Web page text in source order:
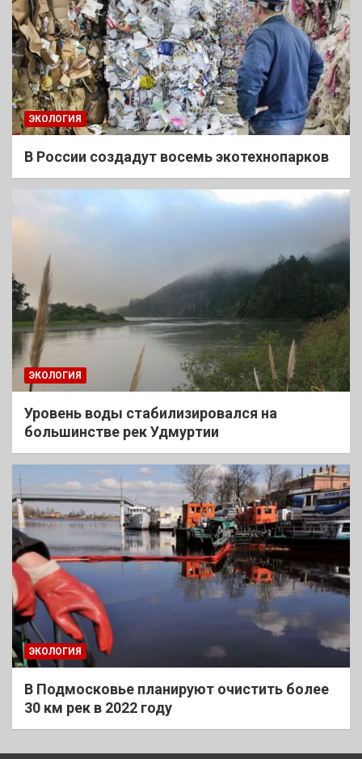
ЭКОЛОГИЯ
В России создадут восемь экотехнопарков
ЭКОЛОГИЯ
Уровень воды стабилизировался на
большинстве рек Удмуртии
ЭКОЛОГИЯ
В Подмосковье планируют очистить более
30 км рек в 2022 году